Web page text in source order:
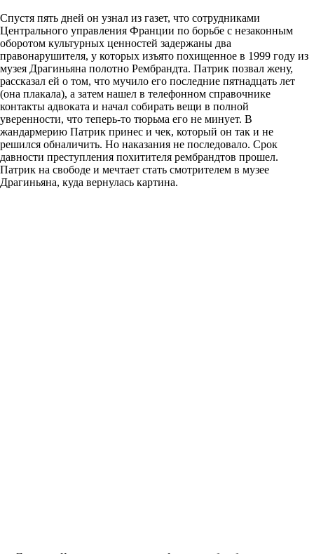
Спустя пять дней он узнал из газет, что сотрудниками
Центрального управления Франции по борьбе с незаконным
оборотом культурных ценностей задержаны два
правонарушителя, у которых изъято похищенное в 1999 году из
музея Драгиньяна полотно Рембрандта. Патрик позвал жену,
рассказал ей о том, что мучило его последние пятнадцать лет
(она плакала), а затем нашел в телефонном справочнике
контакты адвоката и начал собирать вещи в полной
уверенности, что теперь-то тюрьма его не минует. В
жандармерию Патрик принес и чек, который он так и не
решился обналичить. Но наказания не последовало. Срок
давности преступления похитителя рембрандтов прошел.
Патрик на свободе и мечтает стать смотрителем в музее
Драгиньяна, куда вернулась картина.